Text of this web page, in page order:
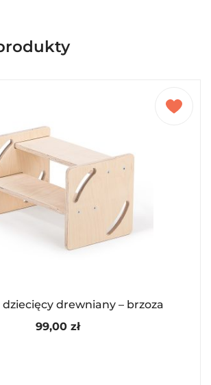
drewniany – brzoza
99,00 zł